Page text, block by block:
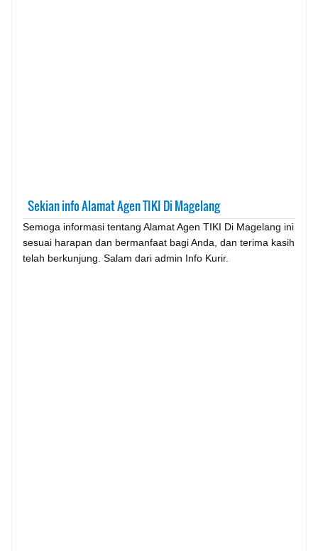
Sekian info Alamat Agen TIKI Di Magelang
Semoga informasi tentang Alamat Agen TIKI Di Magelang ini
sesuai harapan dan bermanfaat bagi Anda, dan terima kasih
telah berkunjung. Salam dari admin Info Kurir.